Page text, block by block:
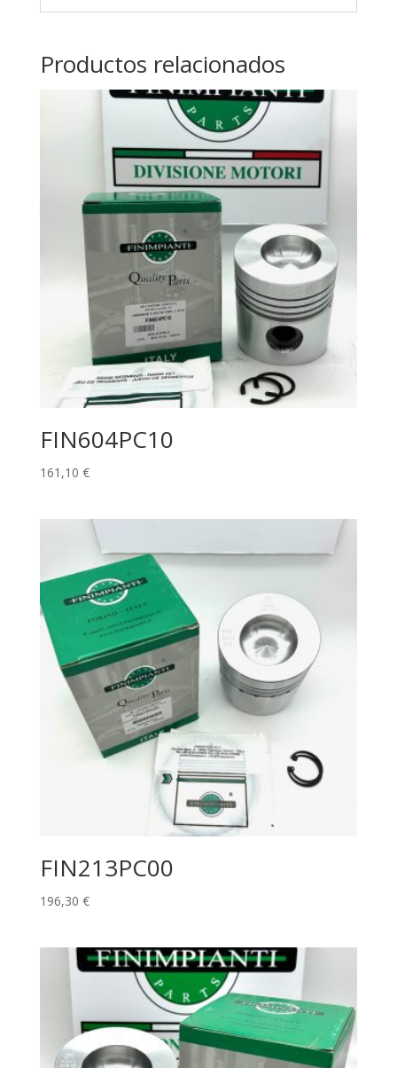
Productos relacionados
FIN604PC10
161,10 €
FIN213PC00
196,30 €